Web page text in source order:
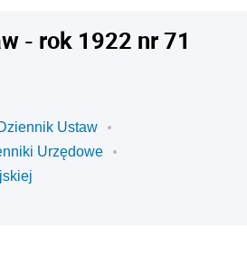
- rok 1922 nr 71
Ustaw
Urzędowe